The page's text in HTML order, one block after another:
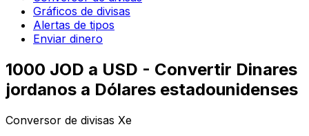
Gráficos de divisas
Alertas de tipos
Enviar dinero
1000 JOD a USD - Convertir Dinares
jordanos a Dólares estadounidenses
Conversor de divisas Xe